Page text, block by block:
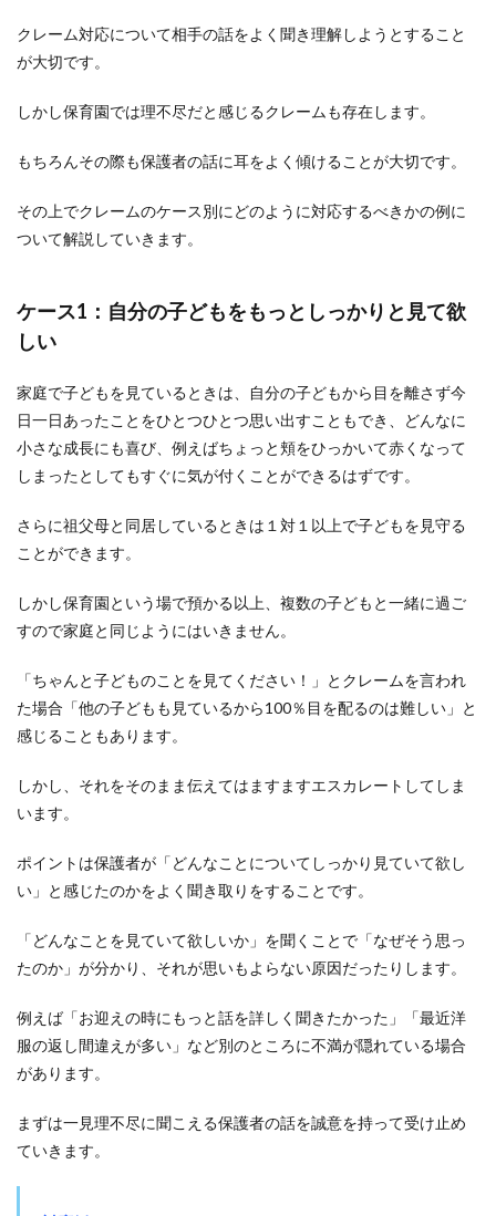
所を
て欲
3.5
ス5：
の子
ども
がち
きな
は保
の教
が悪
いか
ら
ケー
ス6：
熱が
けど
預か
って
い
ケー
士を
て欲
しい
クレ
をさ
大き
くし
ない
ため
は？
4.1
クレーム対応について相手の話をよく聞き理解しようとすること
が大切です。
しかし保育園では理不尽だと感じるクレームも存在します。
もちろんその際も保護者の話に耳をよく傾けることが大切です。
その上でクレームのケース別にどのように対応するべきかの例に
ついて解説していきます。
ケース1：自分の子どもをもっとしっかりと見て欲
しい
家庭で子どもを見ているときは、自分の子どもから目を離さず今
日一日あったことをひとつひとつ思い出すこともでき、どんなに
小さな成長にも喜び、例えばちょっと頬をひっかいて赤くなって
しまったとしてもすぐに気が付くことができるはずです。
さらに祖父母と同居しているときは１対１以上で子どもを見守る
ことができます。
しかし保育園という場で預かる以上、複数の子どもと一緒に過ご
すので家庭と同じようにはいきません。
「ちゃんと子どものことを見てください！」とクレームを言われ
た場合「他の子どもも見ているから100％目を配るのは難しい」と
感じることもあります。
しかし、それをそのまま伝えてはますますエスカレートしてしま
います。
ポイントは保護者が「どんなことについてしっかり見ていて欲し
い」と感じたのかをよく聞き取りをすることです。
「どんなことを見ていて欲しいか」を聞くことで「なぜそう思っ
たのか」が分かり、それが思いもよらない原因だったりします。
例えば「お迎えの時にもっと話を詳しく聞きたかった」「最近洋
服の返し間違えが多い」など別のところに不満が隠れている場合
があります。
まずは一見理不尽に聞こえる保護者の話を誠意を持って受け止め
ていきます。